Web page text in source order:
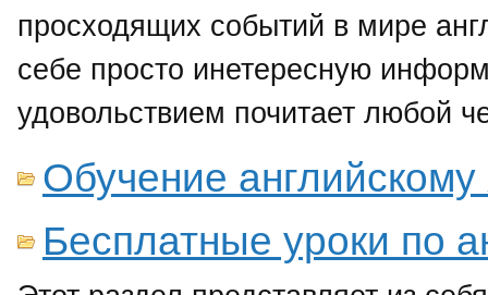
просходящих событий в мире
себе просто инетересную
удовольствием почитает любой
Обучение английскому
Бесплатные уроки по